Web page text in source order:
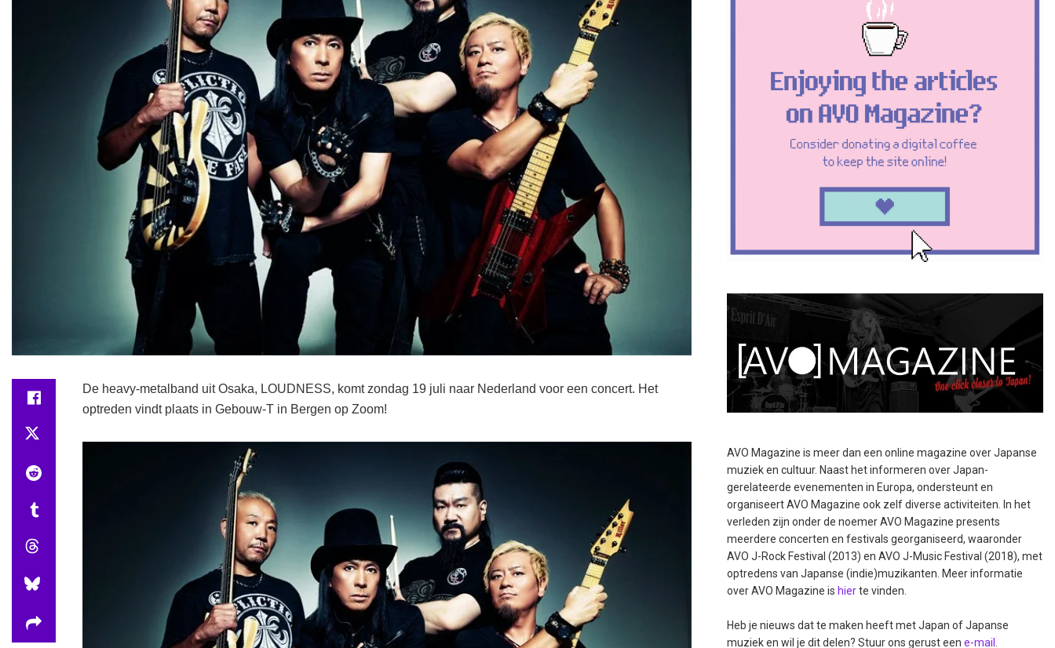
De heavy-metalband uit Osaka, LOUDNESS, komt zondag 19 juli naar Nederland voor een concert. Het
optreden vindt plaats in Gebouw-T in Bergen op Zoom!
AVO Magazine is meer dan een online magazine over Japanse
muziek en cultuur. Naast het informeren over Japan-
gerelateerde evenementen in Europa, ondersteunt en
organiseert AVO Magazine ook zelf diverse activiteiten. In het
verleden zijn onder de noemer AVO Magazine presents
meerdere concerten en festivals georganiseerd, waaronder
AVO J-Rock Festival (2013) en AVO J-Music Festival (2018), met
optredens van Japanse (indie)muzikanten. Meer informatie
over AVO Magazine is hierte vinden.
Heb je nieuws dat te maken heeft met Japan of Japanse
muziek en wil je dit delen? Stuur ons gerust een e-mail